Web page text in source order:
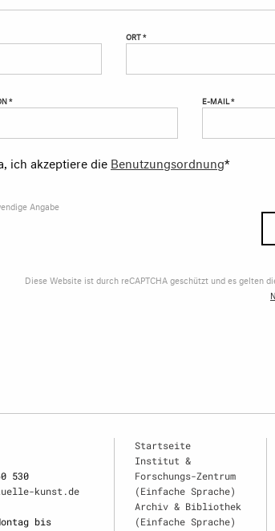
ORT *
* E-MAIL *
ich akzeptiere die Benutzungsordnung*
Angabe
Diese Website ist durch reCAPTCHA geschützt und es gelten
530
kunst.de
bis
Startseite
Institut &
Forschungs-Zentrum
(Einfache Sprache)
Archiv & Bibliothek
(Einfache Sprache)